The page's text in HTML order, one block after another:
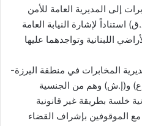
إلى المديرية العامة للأمن
لإشارة النيابة العامة
اللبنانية وتواجدهما عليها
المخابرات في منطقة اليرزة-
و(إ.ش) وهم من الجنسية
خلسة بطريقة غير قانونية
الموقوفين بإشراف القضاء